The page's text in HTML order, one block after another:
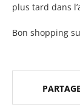
plus tard dans
Bon shopping